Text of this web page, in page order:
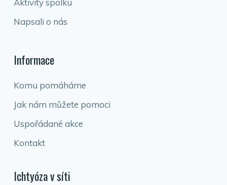
Aktivity spolku
Napsali o nás
Informace
Komu pomáháme
Jak nám můžete pomoci
Uspořádané akce
Kontakt
Ichtyóza v síti